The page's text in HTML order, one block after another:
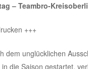
– Teambro-
+++
dem unglücklichen
die Saison gestartet,